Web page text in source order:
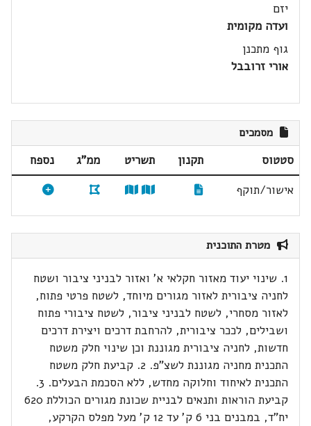
יזם
ועדה מקומית
גוף מתכנן
אורי זרובבל
מסמכים
סטטוס תקנון תשריט ממ"ג
נספח
אישור/תוקף
מטרת התוכנית
1. שינוי יעוד מאזור חקלאי א' ואזור לבניני ציבור ושטח
לחניה ציבורית לאזור מגורים מיוחד, לשטח פרטי פתוח,
לאזור מסחרי, לשטח לבניני ציבור, לשטח ציבורי פתוח
ושבילים, לככר ציבורית, להרחבת דרכים ויצירת דרכים
חדשות, לחניה ציבורית מגוננת וכן שינוי חלק משטח
התכנית מחניה מגוננת לשצ"פ. 2. קביעת חלק משטח
התכנית לאיחוד וחלוקה מחדש, ללא הסכמת הבעלים. 3.
קביעת הוראות ותנאים לבניית שכונת מגורים הכוללת 620
יח"ד, במבנים בני 6 ק' עד 12 ק' מעל מפלס הקרקע,